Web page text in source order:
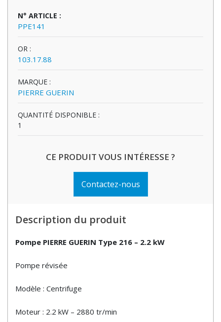
N° ARTICLE :
PPE141
OR :
103.17.88
MARQUE :
PIERRE GUERIN
QUANTITÉ DISPONIBLE :
1
CE PRODUIT VOUS INTÉRESSE ?
Contactez-nous
Description du produit
Pompe PIERRE GUERIN Type 216 – 2.2 kW
Pompe révisée
Modèle : Centrifuge
Moteur : 2.2 kW – 2880 tr/min